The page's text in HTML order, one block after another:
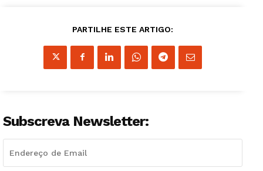
PARTILHE ESTE ARTIGO:
Subscreva Newsletter: